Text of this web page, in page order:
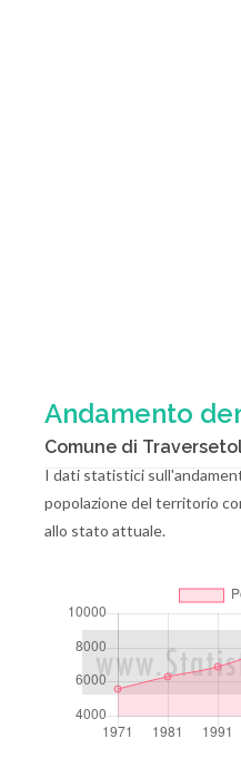
Andamento
Comune di
I dati statistici
popolazione del territorio
allo stato attuale.